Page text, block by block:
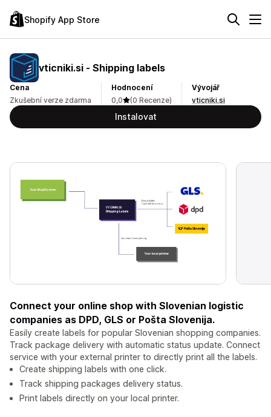
Shopify App Store
vticniki.si ‑ Shipping labels
Cena
Zkušební verze zdarma
Hodnocení
0,0
(0 Recenze)
Vývojář
vticniki.si
Instalovat
Connect your online shop with Slovenian logistic
companies as DPD, GLS or Pošta Slovenija.
Easily create labels for popular Slovenian shopping companies.
Track package delivery with automatic status update. Connect
service with your external printer to directly print all the labels.
Create shipping labels with one click.
Track shipping packages delivery status.
Print labels directly on your local printer.